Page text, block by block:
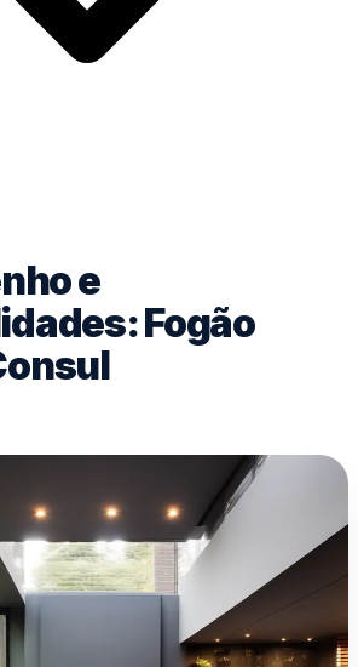
e
Fogão